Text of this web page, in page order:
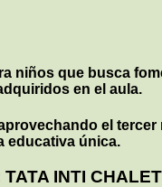
niños que busca
en el aula.
el
educativa única.
INTI